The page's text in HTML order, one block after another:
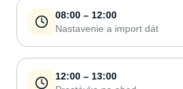
08:00 – 12:00
Nastavenie a import dát
12:00 – 13:00